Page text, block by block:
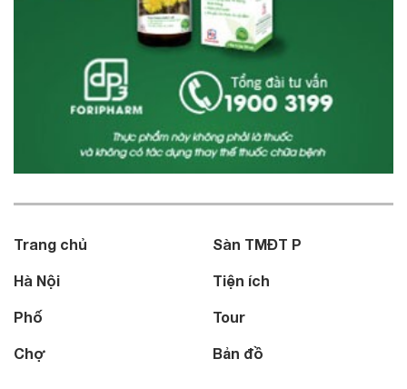
Trang chủ
Hà Nội
Phố
Chợ
Sàn TMĐT P
Tiện ích
Tour
Bản đồ